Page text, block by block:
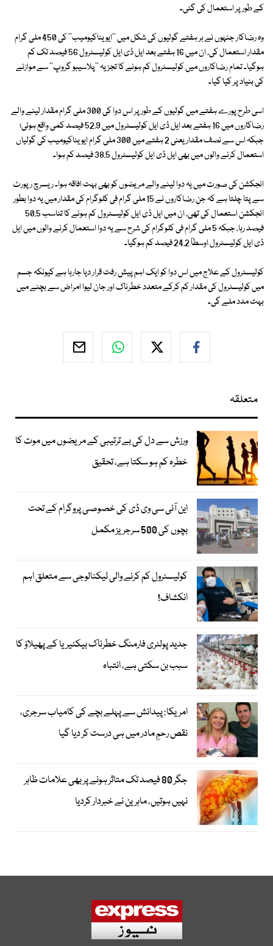
کے طور پر استعمال کی گئی۔
وہ رضاکار جنہوں نے ہر ہفتے گولیوں کی شکل میں ''ایویناکیومیب'' کی 450 ملی گرام
مقدار استعمال کی، ان میں 16 ہفتے بعد ایل ڈی ایل کولیسٹرول 56 فیصد تک کم
ہوگیا۔ تمام رضاکاروں میں کولیسٹرول کم ہونے کا تجزیہ ''پلاسیبو گروپ'' سے موازنے
کی بنیاد پر کیا گیا۔
اسی طرح پورے ہفتے میں گولیوں کے طور پر اس دوا کی 300 ملی گرام مقدار لینے والے
رضاکاروں میں 16 ہفتے بعد ایل ڈی ایل کولیسٹرول میں 52.9 فیصد کمی واقع ہوئی؛
جبکہ اس سے نصف مقدار یعنی 2 ہفتے میں 300 ملی گرام ایویناکیومیب کی گولیاں
استعمال کرنے والوں میں بھی ایل ڈی ایل کولیسٹرول 38.5 فیصد کم ہوا۔
انجکشن کی صورت میں یہ دوا لینے والے مریضوں کو بھی بہت افاقہ ہوا۔ ریسرچ رپورٹ
سے پتا چلتا ہے کہ جن رضاکاروں نے 15 ملی گرام فی کلوگرام کی مقدار میں یہ دوا بطور
انجکشن استعمال کی تھی، ان میں ایل ڈی ایل کولیسٹرول کم ہونے کا تناسب 50.5
فیصد رہا، جبکہ 5 ملی گرام فی کلوگرام کی شرح سے یہ دوا استعمال کرنے والوں میں ایل
ڈی ایل کولیسٹرول اوسطاً 24.2 فیصد کم ہوگیا۔
کولیسٹرول کے علاج میں اس دوا کو ایک اہم پیش رفت قرار دیا جارہا ہے کیونکہ جسم
میں کولیسٹرول کی مقدار کم کرکے متعدد خطرناک اور جان لیوا امراض سے بچنے میں
بہت مدد ملے گی۔
متعلقہ
ورزش سے دل کی بے ترتیبی کے مریضوں میں موت کا
خطرہ کم ہو سکتا ہے، تحقیق
این آئی سی وی ڈی کی خصوصی پروگرام کے تحت
بچوں کی 500 سرجریز مکمل
کولیسٹرول کم کرنے والی ٹیکنالوجی سے متعلق اہم
انکشاف!
جدید پولٹری فارمنگ خطرناک بیکٹیریا کے پھیلاؤ کا
سبب بن سکتی ہے، انتباہ
امریکا: پیدائش سے پہلے بچے کی کامیاب سرجری،
نقص رحمِ مادر میں ہی درست کر دیا گیا
جگر 80 فیصد تک متاثر ہونے پر بھی علامات ظاہر
نہیں ہوتیں، ماہرین نے خبردار کردیا